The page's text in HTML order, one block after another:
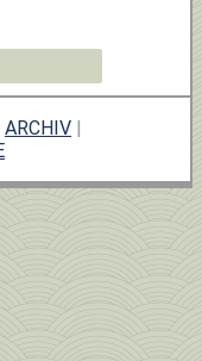
ARCHIV